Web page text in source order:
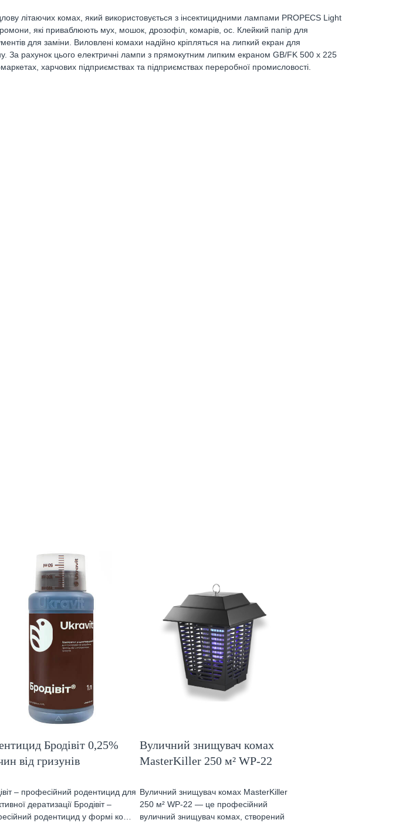
літаючих комах, який використовується з інсектицидними лампами PROPECS Light
які приваблюють мух, мошок, дрозофіл, комарів, ос. Клейкий папір для
для заміни. Виловлені комахи надійно кріпляться на липкий екран для
За рахунок цього електричні лампи з прямокутним липким екраном GB/FK 500 х 225
харчових підприємствах та підприємствах переробної промисловості.
Бродівіт 0,25%
від гризунів
– професійний родентицид для
дератизації Бродівіт –
родентицид у формі ко…
Вуличний знищувач комах
MasterKiller 250 м² WP-22
Вуличний знищувач комах MasterKiller
250 м² WP-22 — це професійний
вуличний знищувач комах, створений